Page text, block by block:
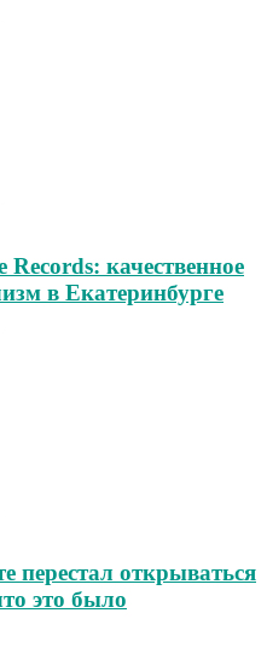
качественное
в Екатеринбурге
перестал открываться
это было